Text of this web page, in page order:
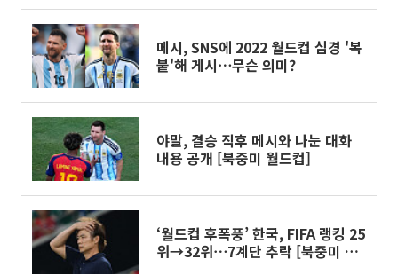
메시, SNS에 2022 월드컵 심경 '복
붙'해 게시⋯무슨 의미?
야말, 결승 직후 메시와 나눈 대화
내용 공개 [북중미 월드컵]
‘월드컵 후폭풍’ 한국, FIFA 랭킹 25
위→32위⋯7계단 추락 [북중미 월